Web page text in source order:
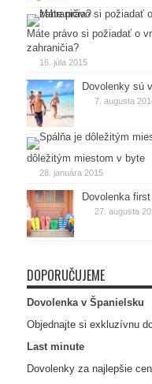
Máte právo si požiadať o
zahraničia?
16. júla 2015
Dovolenky sú
7. augusta
dôležitým miestom v byte
28. januára 2015
Dovolenka
27. augusta
DOPORUČUJEME
Dovolenka v Španielsku
Objednajte si exkluzívnu
Last minute
Dovolenky za najlepšie